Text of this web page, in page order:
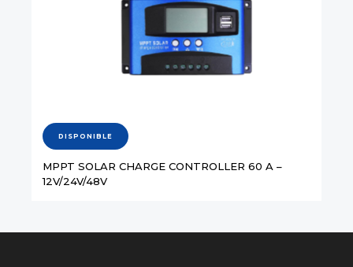
DISPONIBLE
MPPT SOLAR CHARGE CONTROLLER 60 A –
12V/24V/48V